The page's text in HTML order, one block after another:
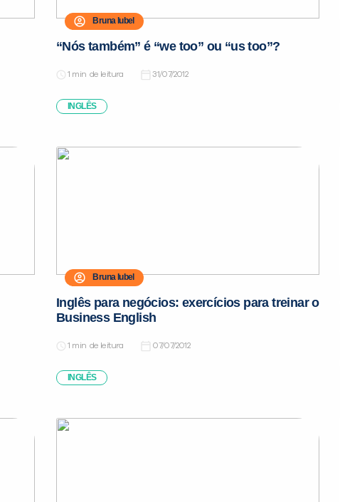
Bruna Iubel
“Nós também” é “we too” ou “us too”?
de leitura 31/07/2012
INGLÊS
Bruna Iubel
Inglês para negócios: exercícios para treinar o
Business English
de leitura 07/07/2012
INGLÊS